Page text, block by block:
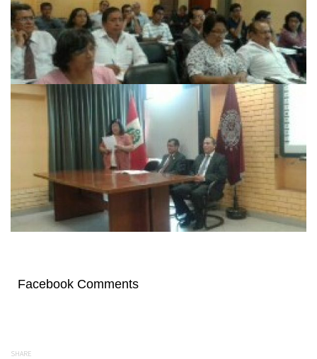
Facebook Comments
SHARE